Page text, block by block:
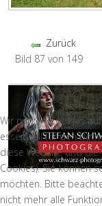
Zurück
Bild 87 von 149
Wir nutzen Cookies
essenziell für den
diese Website und die
Cookies). Sie können
möchten. Bitte
nicht mehr alle